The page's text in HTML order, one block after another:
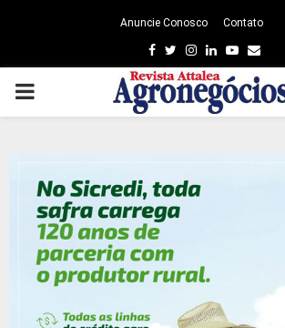
Anuncie Conosco Contato
Facebook
TwitterInstagram
LinkedinYoutube
Email
PRIMARY